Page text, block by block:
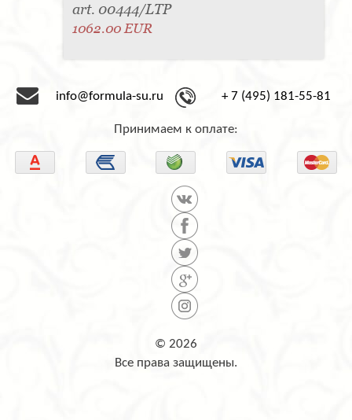
art. 00444/LTP
1062.00 EUR
info@formula-su.ru + 7 (495) 181-55-81
Принимаем к оплате:
© 2026
Все права защищены.